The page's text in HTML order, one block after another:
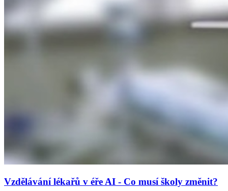
Vzdělávání lékařů v éře AI - Co musí školy změnit?